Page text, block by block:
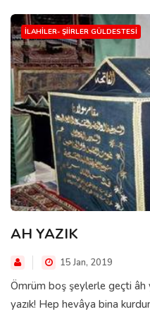
İLAHILER- ŞIIRLER GÜLDESTESI
AH YAZIK
15 Jan, 2019
Ömrüm boş şeylerle geçti âh
yazık! Hep hevâya bina